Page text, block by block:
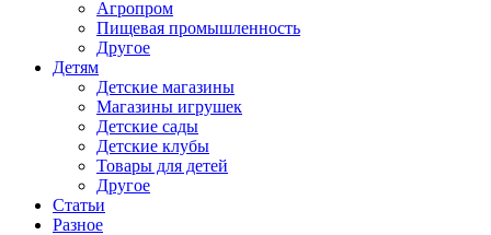
Агропром
Пищевая промышленность
Другое
Детям
Детские магазины
Магазины игрушек
Детские сады
Детские клубы
Товары для детей
Другое
Статьи
Разное